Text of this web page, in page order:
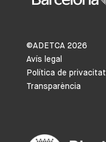
©ADETCA 2026
Avís legal
Política de privacitat
Transparència